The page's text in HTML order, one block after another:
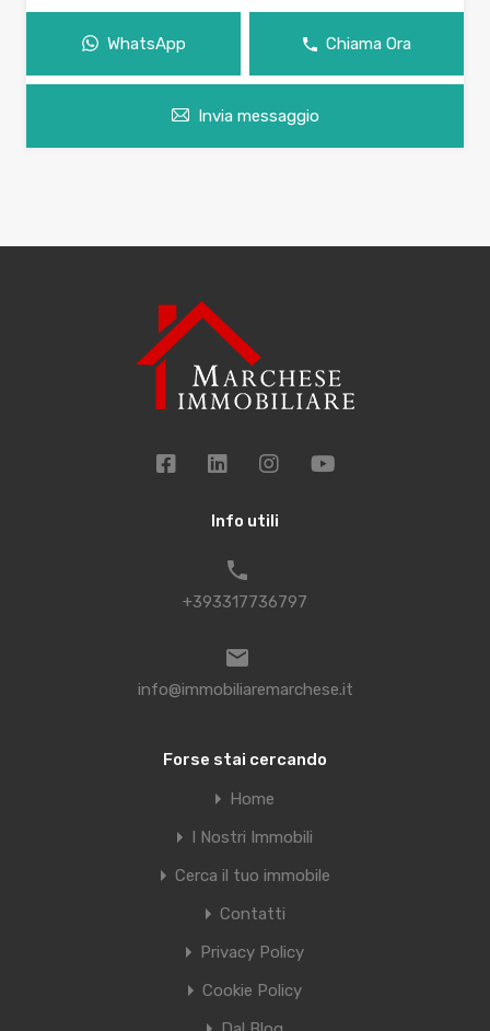
WhatsApp Chiama Ora
Invia messaggio
Info utili
+393317736797
info@immobiliaremarchese.it
Forse stai cercando
Home
I Nostri Immobili
Cerca il tuo immobile
Contatti
Privacy Policy
Cookie Policy